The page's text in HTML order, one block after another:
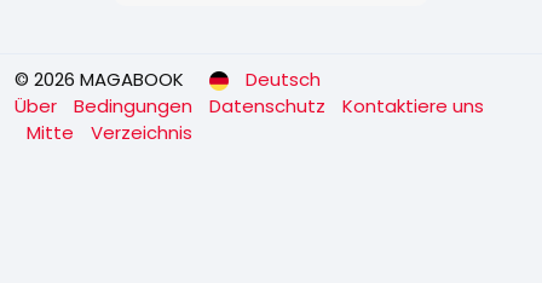
© 2026 MAGABOOK
Deutsch
Über
Bedingungen Datenschutz
Kontaktiere uns
Mitte
Verzeichnis